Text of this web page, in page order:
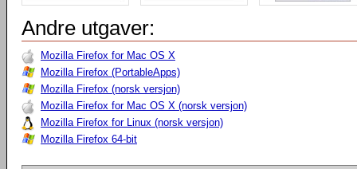
Andre utgaver:
Mozilla Firefox for Mac OS X
Mozilla Firefox (PortableApps)
Mozilla Firefox (norsk versjon)
Mozilla Firefox for Mac OS X (norsk versjon)
Mozilla Firefox for Linux (norsk versjon)
Mozilla Firefox 64-bit